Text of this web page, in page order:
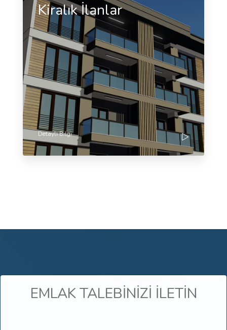
Kiralık İlanlar
Detaylı Bilgi
EMLAK TALEBİNİZİ İLETİN